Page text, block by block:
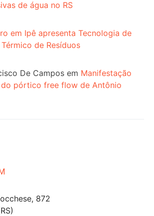
de água no RS
em Ipê apresenta Tecnologia de
de Resíduos
De Campos em Manifestação
pórtico free flow de Antônio
872